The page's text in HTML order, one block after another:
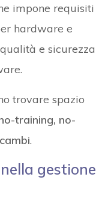
impone requisiti
hardware e
e sicurezza
trovare spazio
training, no-
.
gestione